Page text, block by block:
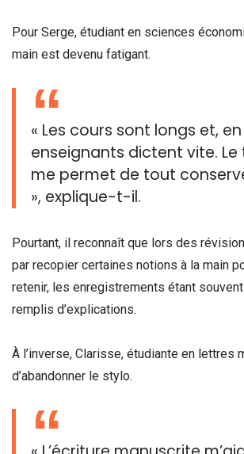
Pour Serge, étudiant en sciences
main est devenu fatigant.
« Les cours sont longs et,
enseignants dictent vite.
me permet de tout
», explique-t-il.
Pourtant, il reconnaît que lors des
par recopier certaines notions à la main
retenir, les enregistrements étant
remplis d’explications.
À l’inverse, Clarisse, étudiante en lettres
d’abandonner le stylo.